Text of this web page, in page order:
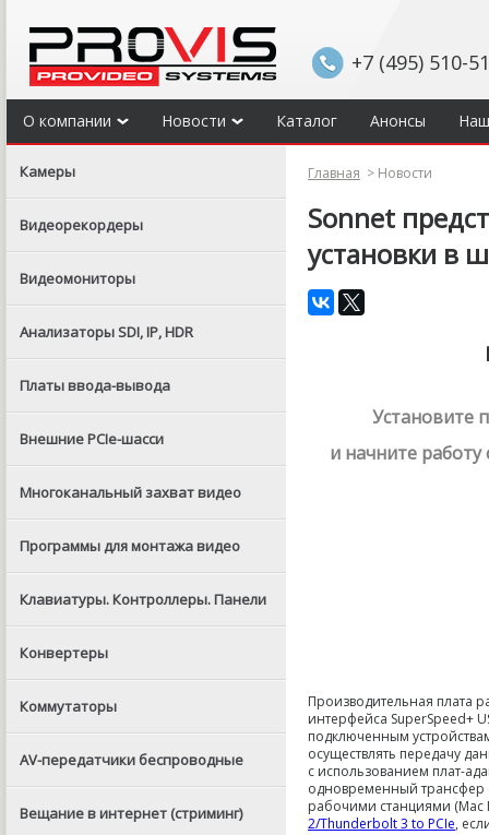
+7 (495) 510-
О компании Новости Каталог Анонсы
Камеры
Видеорекордеры
Видеомониторы
Анализаторы SDI, IP, HDR
Платы ввода-вывода
Внешние PCIe-шасси
Многоканальный захват видео
Программы для монтажа видео
Клавиатуры. Контроллеры. Панели
Конвертеры
Коммутаторы
AV-передатчики беспроводные
Вещание в интернет (стриминг)
Главная > Новости
Sonnet
установки в
Установите
и начните
Производительная плата
интерфейса SuperSpeed+
подключенным
осуществлять передачу
с использованием плат-
одновременный трансфер
рабочими станциями (Mac
2/Thunderbolt 3 to PCIe,